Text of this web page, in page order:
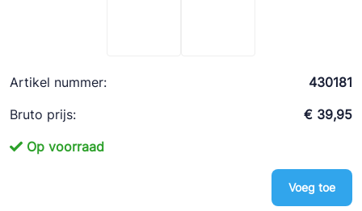
Artikel nummer:
430181
Bruto prijs:
€ 39,95
Op voorraad
Voeg toe